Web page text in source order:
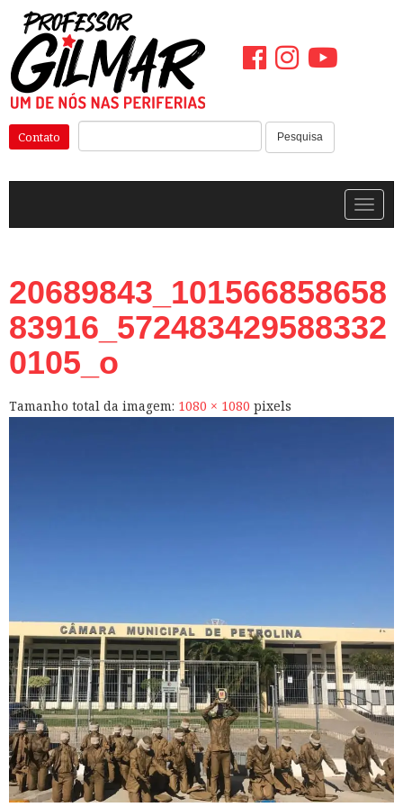
Pular
para
o
conteúdo
Pesquisa
Contato
20689843_101566858658
83916_572483429588332
0105_o
Tamanho total da imagem: 1080 × 1080 pixels